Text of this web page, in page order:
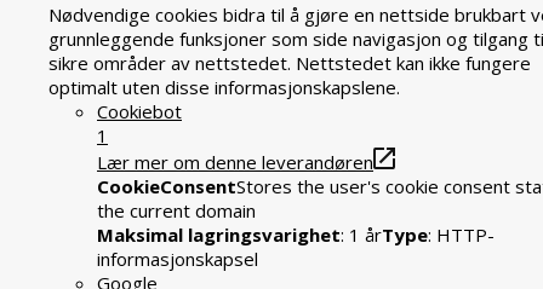
Nødvendige cookies bidra til å gjøre en nettside brukbart
grunnleggende funksjoner som side navigasjon og tilgang
sikre områder av nettstedet. Nettstedet kan ikke fungere
optimalt uten disse informasjonskapslene.
Cookiebot
1
Lær mer om denne leverandøren
CookieConsentStores the user's cookie consent
the current domain
Maksimal lagringsvarighet: 1 årType: HTTP-
informasjonskapsel
Google